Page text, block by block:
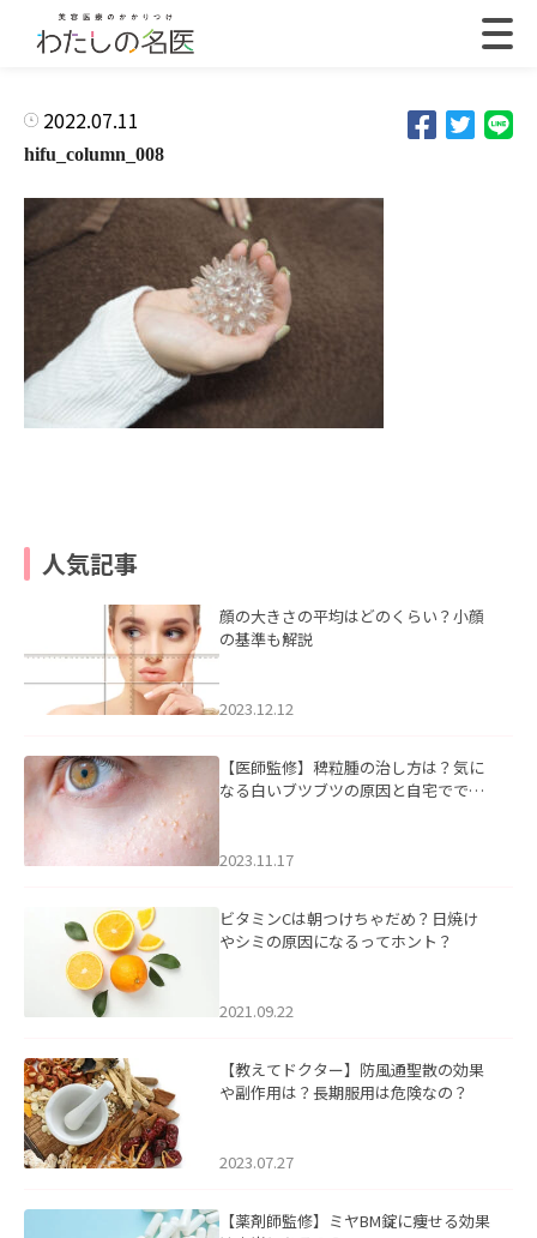
2022.07.11
hifu_column_008
人気記事
顔の大きさの平均はどのくらい？小顔
の基準も解説
2023.12.12
【医師監修】稗粒腫の治し方は？気に
なる白いブツブツの原因と自宅ででき
2023.11.17
ビタミンCは朝つけちゃだめ？日焼け
やシミの原因になるってホント？
2021.09.22
【教えてドクター】防風通聖散の効果
や副作用は？長期服用は危険なの？
2023.07.27
【薬剤師監修】ミヤBM錠に痩せる効果